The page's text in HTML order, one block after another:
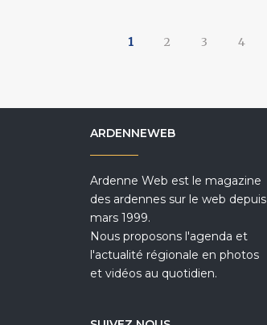
1 2 3 4
ARDENNEWEB
Ardenne Web est le magazine
des ardennes sur le web depuis
mars 1999.
Nous proposons l'agenda et
l'actualité régionale en photos
et vidéos au quotidien.